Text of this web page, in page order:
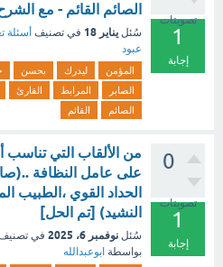
تصويتات
1
إجابة
الصائم القائم - مع
سُئل يناير 18 في تصنيف أسئلة
عبود
المؤمن ليدرك بحسن
الصابر
المرابط القارئ
الصائم
القائم
0
تصويتات
1
إجابة
من الألقاب التي تناسب
على عامل النظافة
الحداد القوي ،الطبيب
النشيد) [تم الحل]
سُئل نوفمبر 6، 2025 في
بواسطة ابوعبدالله